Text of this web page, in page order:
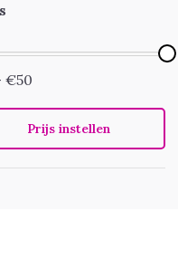
€50
Prijs instellen